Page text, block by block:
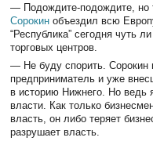
— Подождите-подождите, но
Сорокин объездил всю
“Республика” сегодня чуть
торговых центров.
— Не буду спорить. Сорокин
предприниматель и уже
в историю Нижнего. Но ведь
власти. Как только
власть, он либо теряет
разрушает власть.